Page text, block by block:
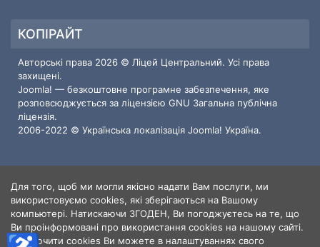
КОПІРАЙТ
Авторські права 2026 © Ліцей Центральний. Усі права
захищені.
Joomla! — безкоштовне програмне забезпечення, яке
розповсюджується за ліцензією GNU Загальна публічна
ліцензія.
2006-2022 © Українська локалізація Joomla! Україна.
ІНФОРМАЦІЯ ПРО САЙТ
Користувачі 3
Статті
Для того, щоб ми могли якісно надати Вам послуги, ми
використовуємо cookies, які зберігаються на Вашому
компьютері. Натискаючи ЗГОДЕН, Ви погоджуєтесь на те, що
Ви проінформовані про використання cookies на нашому сайті.
Відключити cookies Ви можете в налаштуваннях свого